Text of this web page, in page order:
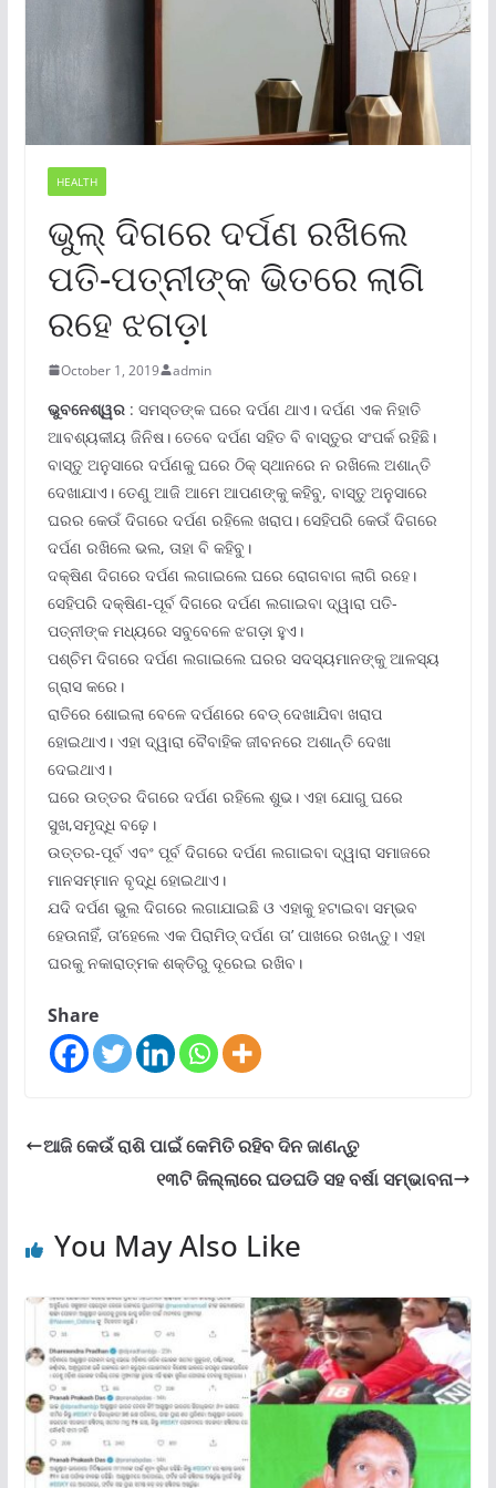
HEALTH
ଭୁଲ୍‌ ଦିଗରେ ଦର୍ପଣ ରଖିଲେ
ପତି-ପତ୍ନୀଙ୍କ ଭିତରେ ଲାଗି
ରହେ ଝଗଡ଼ା
October 1, 2019 admin
ଭୁବନେଶ୍ୱର: ସମସ୍ତଙ୍କ ଘରେ ଦର୍ପଣ ଥାଏ। ଦର୍ପଣ ଏକ ନିହାତି
ଆବଶ୍ୟକୀୟ ଜିନିଷ। ତେବେ ଦର୍ପଣ ସହିତ ବି ବାସ୍ତୁର ସଂପର୍କ ରହିଛି।
ବାସ୍ତୁ ଅନୁସାରେ ଦର୍ପଣକୁ ଘରେ ଠିକ୍ ସ୍ଥାନରେ ନ ରଖିଲେ ଅଶାନ୍ତି
ଦେଖାଯାଏ। ତେଣୁ ଆଜି ଆମେ ଆପଣଙ୍କୁ କହିବୁ, ବାସ୍ତୁ ଅନୁସାରେ
ଘରର କେଉଁ ଦିଗରେ ଦର୍ପଣ ରହିଲେ ଖରାପ। ସେହିପରି କେଉଁ ଦିଗରେ
ଦର୍ପଣ ରଖିଲେ ଭଲ, ତାହା ବି କହିବୁ।
ଦକ୍ଷିଣ ଦିଗରେ ଦର୍ପଣ ଲଗାଇଲେ ଘରେ ରୋଗବାଗ ଲାଗି ରହେ।
ସେହିପରି ଦକ୍ଷିଣ-ପୂର୍ବ ଦିଗରେ ଦର୍ପଣ ଲଗାଇବା ଦ୍ୱାରା ପତି-
ପତ୍ନୀଙ୍କ ମଧ୍ୟରେ ସବୁବେଳେ ଝଗଡ଼ା ହୁଏ।
ପଶ୍ଚିମ ଦିଗରେ ଦର୍ପଣ ଲଗାଇଲେ ଘରର ସଦସ୍ୟମାନଙ୍କୁ ଆଳସ୍ୟ
ଗ୍ରାସ କରେ।
ରାତିରେ ଶୋଇଲା ବେଳେ ଦର୍ପଣରେ ବେଡ୍‌ ଦେଖାଯିବା ଖରାପ
ହୋଇଥାଏ। ଏହା ଦ୍ୱାରା ବୈବାହିକ ଜୀବନରେ ଅଶାନ୍ତି ଦେଖା
ଦେଇଥାଏ।
ଘରେ ଉତ୍ତର ଦିଗରେ ଦର୍ପଣ ରହିଲେ ଶୁଭ। ଏହା ଯୋଗୁ ଘରେ
ସୁଖ,ସମୃଦ୍ଧି ବଢ଼େ।
ଉତ୍ତର-ପୂର୍ବ ଏବଂ ପୂର୍ବ ଦିଗରେ ଦର୍ପଣ ଲଗାଇବା ଦ୍ୱାରା ସମାଜରେ
ମାନସମ୍ମାନ ବୃଦ୍ଧି ହୋଇଥାଏ।
ଯଦି ଦର୍ପଣ ଭୁଲ ଦିଗରେ ଲଗାଯାଇଛି ଓ ଏହାକୁ ହଟାଇବା ସମ୍ଭବ
ହେଉନାହିଁ, ତା’ହେଲେ ଏକ ପିରାମିଡ୍‌ ଦର୍ପଣ ତା’ ପାଖରେ ରଖନ୍ତୁ। ଏହା
ଘରକୁ ନକାରାତ୍ମକ ଶକ୍ତିରୁ ଦୂରେଇ ରଖିବ।
Share
ଆଜି କେଉଁ ରାଶି ପାଇଁ କେମିତି ରହିବ ଦିନ ଜାଣନ୍ତୁ
୧୩ଟି ଜିଲ୍ଲାରେ ଘଡଘଡି ସହ ବର୍ଷା ସମ୍ଭାବନା
You May Also Like